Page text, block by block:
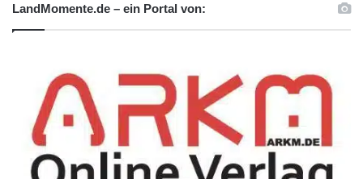
LandMomente.de – ein Portal von: